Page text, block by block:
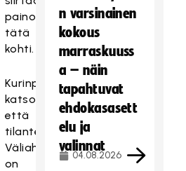
painopisteen
tätä
kohti.
Kurinpitäjä
katsoo,
että
tilanteessa
Väliaho
on
n varsinainen
kokous
marraskuuss
a – näin
tapahtuvat
ehdokasasett
elu ja
valinnat
04.08.2026